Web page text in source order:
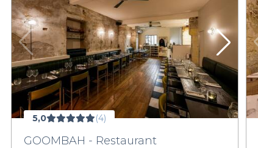
5,0 (4)
GOOMBAH - Restaurant